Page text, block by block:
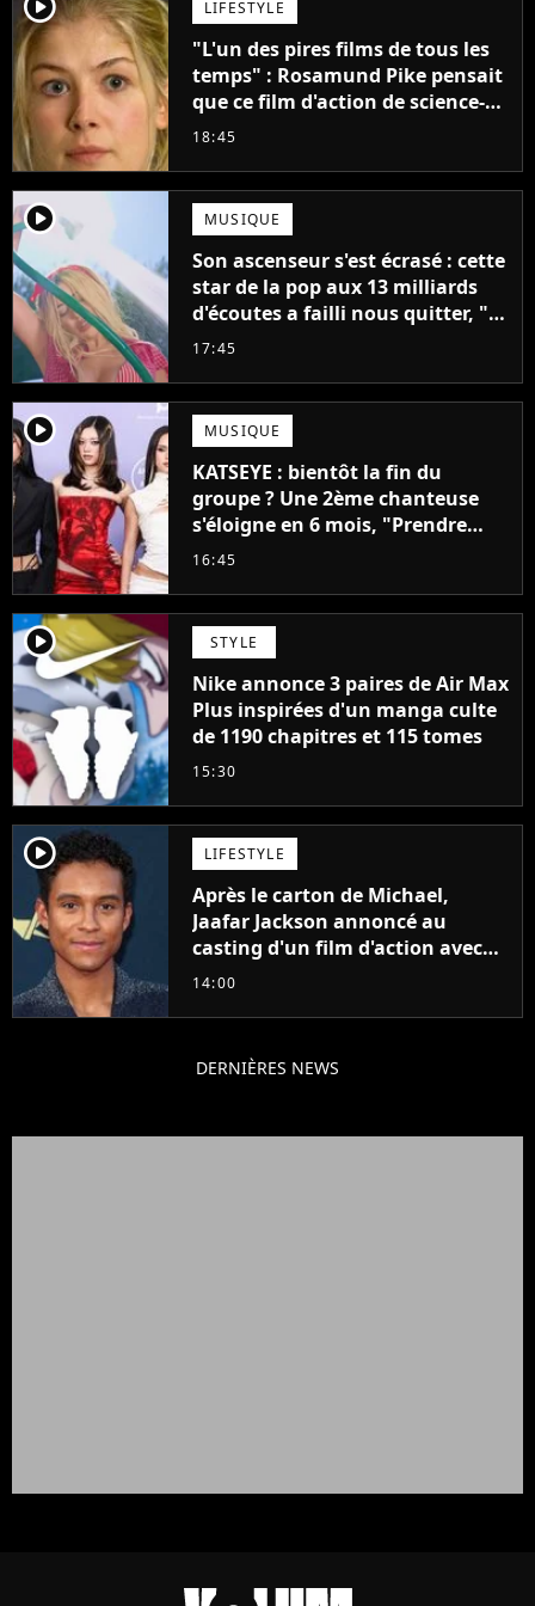
LIFESTYLE
"L'un des pires films de tous les
temps" : Rosamund Pike pensait
que ce film d'action de science-
fiction avec Dwayne Johnson
18:45
player2 MUSIQUE
Son ascenseur s'est écrasé : cette
star de la pop aux 13 milliards
d'écoutes a failli nous quitter, "Je
pensais ne plus jamais chanter"
17:45
player2 MUSIQUE
KATSEYE : bientôt la fin du
groupe ? Une 2ème chanteuse
s'éloigne en 6 mois, "Prendre
cette décision n’a pas été facile"
16:45
player2 STYLE
Nike annonce 3 paires de Air Max
Plus inspirées d'un manga culte
de 1190 chapitres et 115 tomes
15:30
player2 LIFESTYLE
Après le carton de Michael,
Jaafar Jackson annoncé au
casting d'un film d'action avec
Will Smith
14:00
DERNIÈRES NEWS